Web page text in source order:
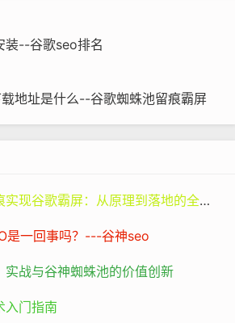
用延续了桌面端的索引优势，目前
页，每日处理来自200多个国家和
别值得注意的是其"深度搜索"功
义，能够穿透网页表层内容，直接
接，较传统搜索引擎节省60%的信
装--谷歌seo排名
地址是什么--谷歌蜘蛛池留痕霸屏
谷歌蜘蛛池外推留痕实现谷歌霸屏：从原理到落地的全路径指南
是一回事吗？---谷神seo
实战与谷神蜘蛛池的价值创新
入门指南